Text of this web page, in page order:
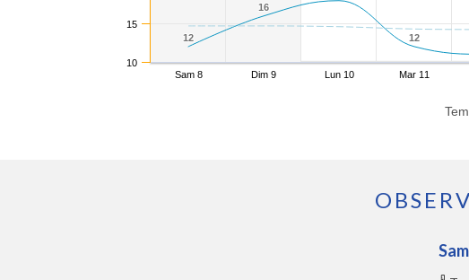
12
12
16
16
12
12
Sam 8 Dim 9 Lun 10 Mar 11
10
15